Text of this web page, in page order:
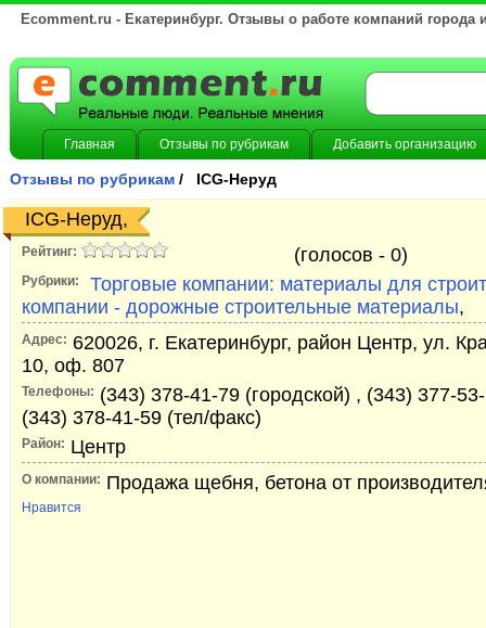
Ecomment.ru - Екатеринбург. Отзывы о работе компаний города
Главная Отзывы по рубрикам Добавить организацию
Отзывы по рубрикам / ICG-Неруд
ICG-Неруд,
Рейтинг: (голосов - 0)
Рубрики:
Торговые компании: материалы для
компании - дорожные строительные материалы,
Адрес: 620026, г. Екатеринбург, район Центр, ул.
10, оф. 807
Телефоны: (343) 378-41-79 (городской) , (343) 377-
(343) 378-41-59 (тел/факс)
Район: Центр
О компании: Продажа щебня, бетона от
Нравится